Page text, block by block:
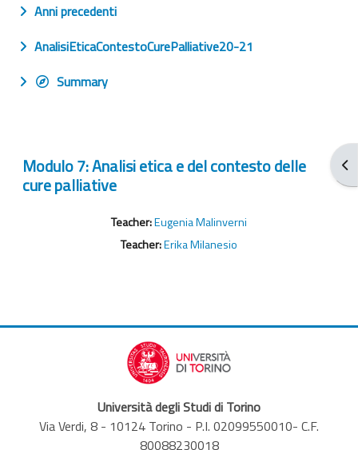
Anni precedenti
AnalisiEticaContestoCurePalliative20-21
Summary
Modulo 7: Analisi etica e del contesto delle
cure palliative
Teacher:Eugenia Malinverni
Teacher:Erika Milanesio
Università degli Studi di Torino
Via Verdi, 8 - 10124 Torino - P.I. 02099550010- C.F.
80088230018